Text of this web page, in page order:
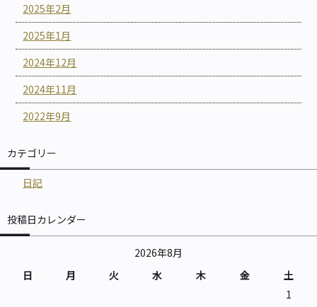
2025年2月
2025年1月
2024年12月
2024年11月
2022年9月
カテゴリー
日記
投稿日カレンダー
2026年8月
日
月 火 水 木 金
土
1